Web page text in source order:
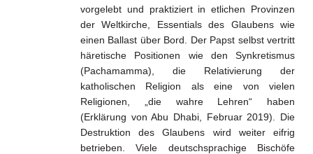
vorgelebt und praktiziert in etlichen Provinzen
der Weltkirche, Essentials des Glaubens wie
einen Ballast über Bord. Der Papst selbst vertritt
häretische Positionen wie den Synkretismus
(Pachamamma), die Relativierung der
katholischen Religion als eine von vielen
Religionen, „die wahre Lehren“ haben
(Erklärung von Abu Dhabi, Februar 2019). Die
Destruktion des Glaubens wird weiter eifrig
betrieben. Viele deutschsprachige Bischöfe